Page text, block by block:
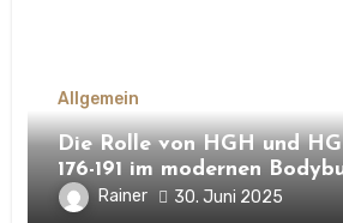
Allgemein
Die Rolle von HGH und
176-191 im modernen
Rainer 30. Juni 2025